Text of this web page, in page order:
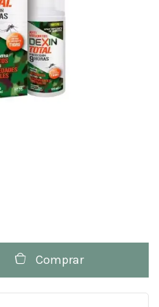
Comprar